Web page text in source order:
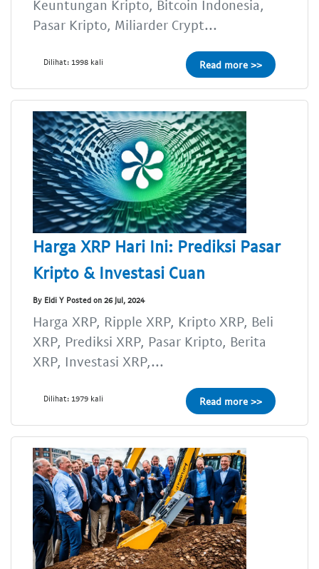
Keuntungan Kripto, Bitcoin Indonesia,
Pasar Kripto, Miliarder Crypt...
Dilihat: 1998 kali Read more >>
Harga XRP Hari Ini: Prediksi Pasar
Kripto & Investasi Cuan
By Eldi Y Posted on 26 Jul, 2024
Harga XRP, Ripple XRP, Kripto XRP, Beli
XRP, Prediksi XRP, Pasar Kripto, Berita
XRP, Investasi XRP,...
Dilihat: 1979 kali Read more >>